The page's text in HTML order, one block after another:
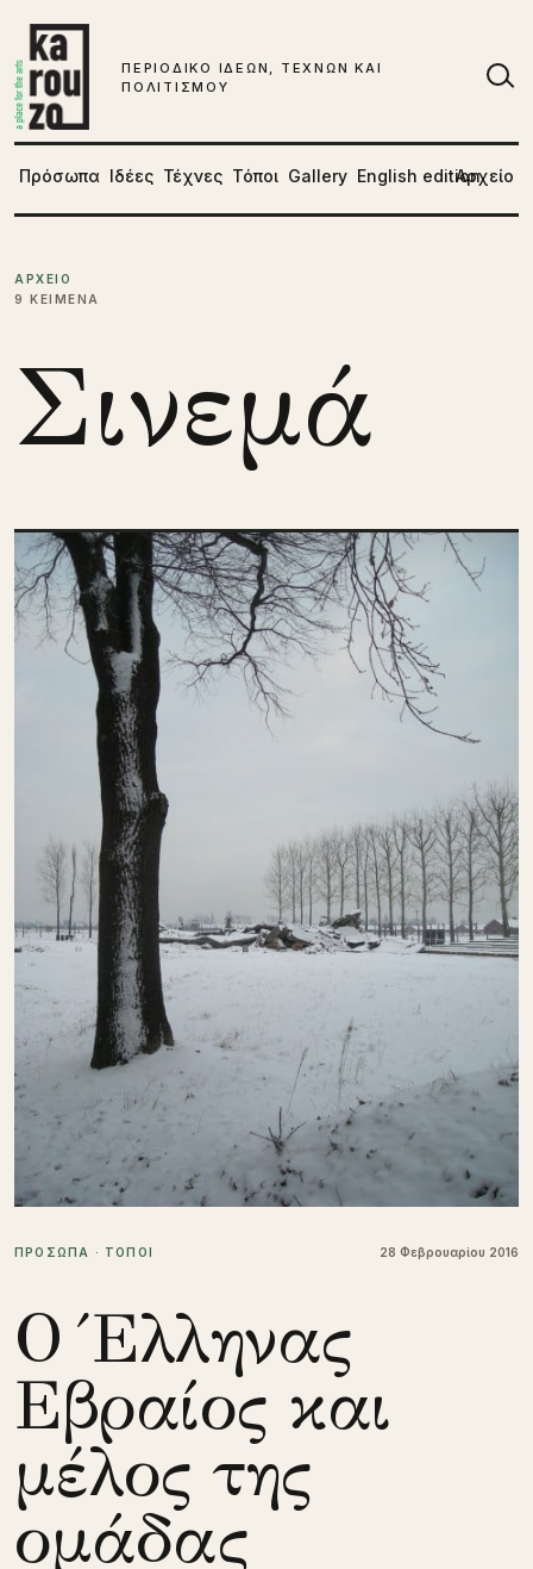
ΠΕΡΙΟΔΙΚΟ ΙΔΕΩΝ, ΤΕΧΝΩΝ ΚΑΙ
ΠΟΛΙΤΙΣΜΟΥ
Πρόσωπα Ιδέες Τέχνες Τόποι Gallery English editionΑρχείο
ΑΡΧΕΙΟ
9 ΚΕΙΜΕΝΑ
Σινεμά
ΠΡΟΣΩΠΑ · ΤΟΠΟΙ 28 Φεβρουαρίου 2016
Ο Έλληνας
Εβραίος και
μέλος της
ομάδας